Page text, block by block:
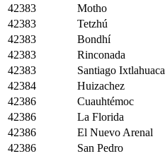
42383
Motho
42383
Tetzhú
42383
Bondhí
42383
Rinconada
42383
Santiago Ixtlahuaca
42384
Huizachez
42386
Cuauhtémoc
42386
La Florida
42386
El Nuevo Arenal
42386
San Pedro